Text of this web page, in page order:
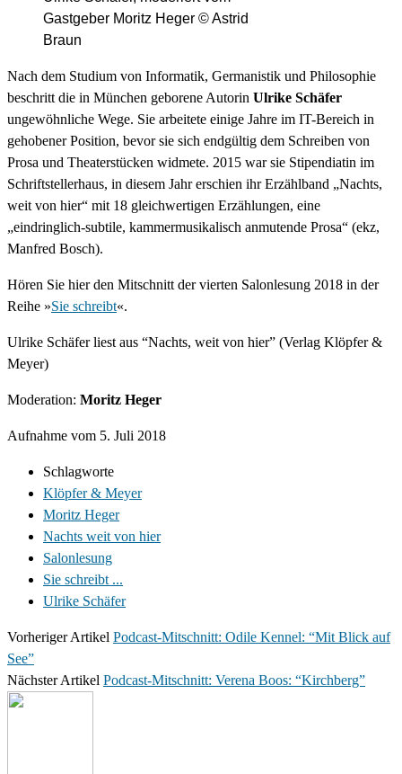
Gastgeber Moritz Heger © Astrid
Braun
Nach dem Studium von Informatik, Germanistik und Philosophie
beschritt die in München geborene Autorin Ulrike Schäfer
ungewöhnliche Wege. Sie arbeitete einige Jahre im IT-Bereich in
gehobener Position, bevor sie sich endgültig dem Schreiben von
Prosa und Theaterstücken widmete. 2015 war sie Stipendiatin im
Schriftstellerhaus, in diesem Jahr erschien ihr Erzählband „Nachts,
weit von hier“ mit 18 gleichwertigen Erzählungen, eine
„eindringlich-subtile, kammermusikalisch anmutende Prosa“ (ekz,
Manfred Bosch).
Hören Sie hier den Mitschnitt der vierten Salonlesung 2018 in der
Reihe »Sie schreibt«.
Ulrike Schäfer liest aus “Nachts, weit von hier” (Verlag Klöpfer &
Meyer)
Moderation: Moritz Heger
Aufnahme vom 5. Juli 2018
Schlagworte
Klöpfer & Meyer
Moritz Heger
Nachts weit von hier
Salonlesung
Sie schreibt ...
Ulrike Schäfer
Vorheriger Artikel Podcast-Mitschnitt: Odile Kennel: “Mit Blick auf
See”
Nächster Artikel Podcast-Mitschnitt: Verena Boos: “Kirchberg”